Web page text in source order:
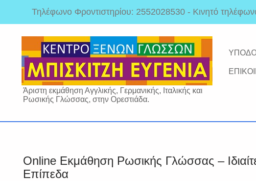
Τηλέφωνο Φροντιστηρίου: 2552028530 - Κινητό
Άριστη εκμάθηση Αγγλικής, Γερμανικής, Ιταλικής και
Ρωσικής Γλώσσας, στην Ορεστιάδα.
Online Εκμάθηση Ρωσικής Γλώσσας –
Επίπεδα